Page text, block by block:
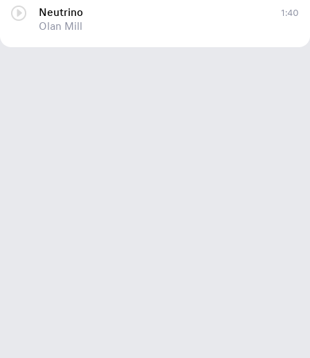
Neutrino
Olan Mill
1:40